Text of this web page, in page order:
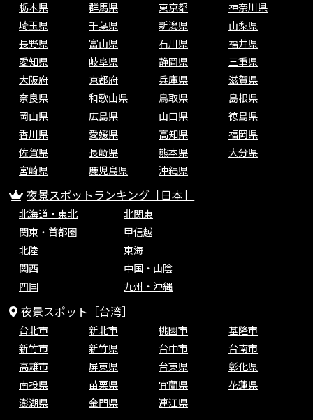
栃木県
群馬県 東京都
神奈川県
埼玉県
千葉県 新潟県
山梨県
長野県
富山県 石川県
福井県
愛知県
岐阜県 静岡県
三重県
大阪府
京都府 兵庫県
滋賀県
奈良県
和歌山県 鳥取県
島根県
岡山県
広島県 山口県
徳島県
香川県
愛媛県 高知県
福岡県
佐賀県
長崎県 熊本県
大分県
宮崎県
鹿児島県 沖縄県
夜景スポットランキング［日本］
北海道・東北
北関東
関東・首都圏
甲信越
北陸
東海
関西
中国・山陰
四国
九州・沖縄
夜景スポット［台湾］
台北市 新北市 桃園市
基隆市
新竹市
新竹県 台中市
台南市
高雄市
屏東県 台東県
彰化県
南投県
苗栗県 宜蘭県
花蓮県
澎湖県
金門県 連江県